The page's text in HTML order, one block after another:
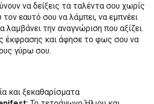
να δείξεις τα ταλέντα σου χωρίς
εαυτό σου να λάμπει, να εμπνέει
λαμβάνει την αναγνώριση που αξίζει.
έκφρασης και άφησε το φως σου να
γύρω σου.
και ξεκαθαρίσματα